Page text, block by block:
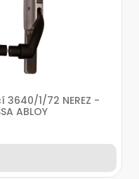
1/72 NEREZ -
ABLOY